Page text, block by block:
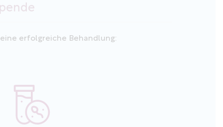
erfolgreiche Behandlung: